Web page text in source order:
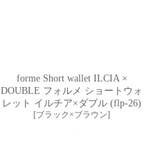
forme Short wallet ILCIA ×
DOUBLE フォルメ ショートウォ
レット イルチア×ダブル (flp-26)
[ブラック×ブラウン]